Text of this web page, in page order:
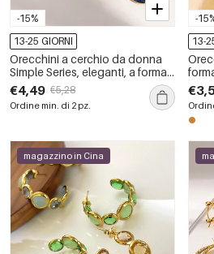
-15%
13-25 GIORNI
Orecchini a cerchio da donna
Simple Series, eleganti, a forma
ellittica, in acciaio inossidabile,
impermeabili, color oro, con
pietra naturale.
€4,49 €5,28
Ordine min. di 2 pz.
-
13-
oro.
magazzino in Cina